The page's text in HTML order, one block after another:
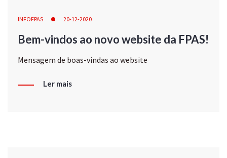
INFOFPAS 20-12-2020
Bem-vindos ao novo website da FPAS!
Mensagem de boas-vindas ao website
Ler mais